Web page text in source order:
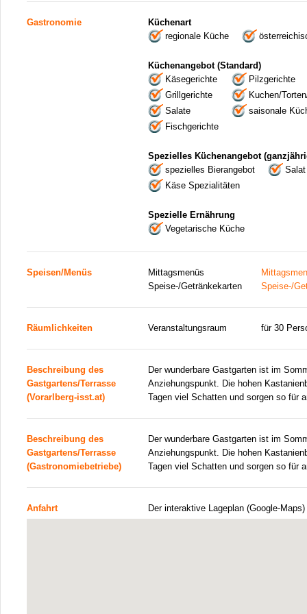
Gastronomie
Küchenart
regionale Küche
Küchenangebot (Standard)
Käsegerichte
Pilzgerichte
Grillgerichte
Kuchen/
Salate
saisonale
Fischgerichte
Spezielles Küchenangebot
spezielles Bierangebot
Käse Spezialitäten
Spezielle Ernährung
Vegetarische Küche
Speisen/Menüs Mittagsmenüs
Speise-/Getränkekarten
Speise-/
Räumlichkeiten Veranstaltungsraum für 30
Beschreibung des
Gastgartens/Terrasse
(Vorarlberg-isst.at)
Der wunderbare Gastgarten ist im
Anziehungspunkt. Die hohen
Tagen viel Schatten und sorgen so für
Beschreibung des
Gastgartens/Terrasse
(Gastronomiebetriebe)
Der wunderbare Gastgarten ist im
Anziehungspunkt. Die hohen
Tagen viel Schatten und sorgen so für
Anfahrt Der interaktive Lageplan (Google-